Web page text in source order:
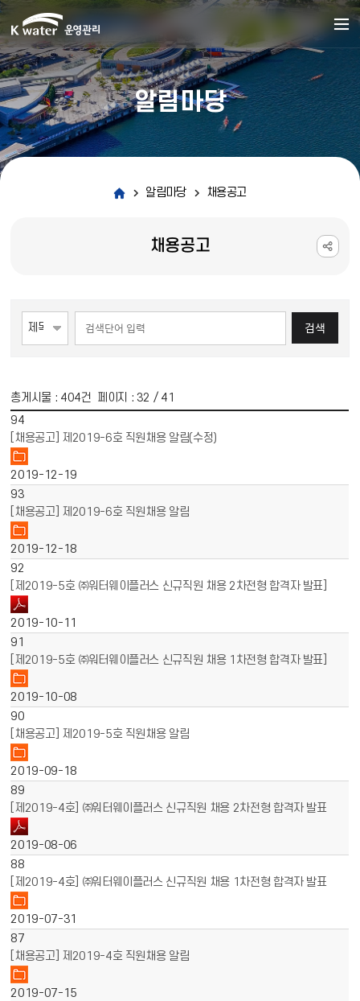
알림마당
알림마당 채용공고
채용공고
검색
총게시물 : 404건 페이지 : 32 / 41
94
[채용공고] 제2019-6호 직원채용 알림(수정)
2019-12-19
93
[채용공고] 제2019-6호 직원채용 알림
2019-12-18
92
[제2019-5호 ㈜워터웨이플러스 신규직원 채용 2차전형 합격자 발표]
2019-10-11
91
[제2019-5호 ㈜워터웨이플러스 신규직원 채용 1차전형 합격자 발표]
2019-10-08
90
[채용공고] 제2019-5호 직원채용 알림
2019-09-18
89
[제2019-4호] ㈜워터웨이플러스 신규직원 채용 2차전형 합격자 발표
2019-08-06
88
[제2019-4호] ㈜워터웨이플러스 신규직원 채용 1차전형 합격자 발표
2019-07-31
87
[채용공고] 제2019-4호 직원채용 알림
2019-07-15